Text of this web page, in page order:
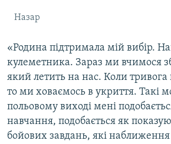
Назар
«Родина підтримала мій вибір.
кулеметника. Зараз ми вчимося
який летить на нас. Коли тривога
то ми ховаємось в укриття. Такі
польовому виході мені
навчання, подобається як
бойових завдань, які